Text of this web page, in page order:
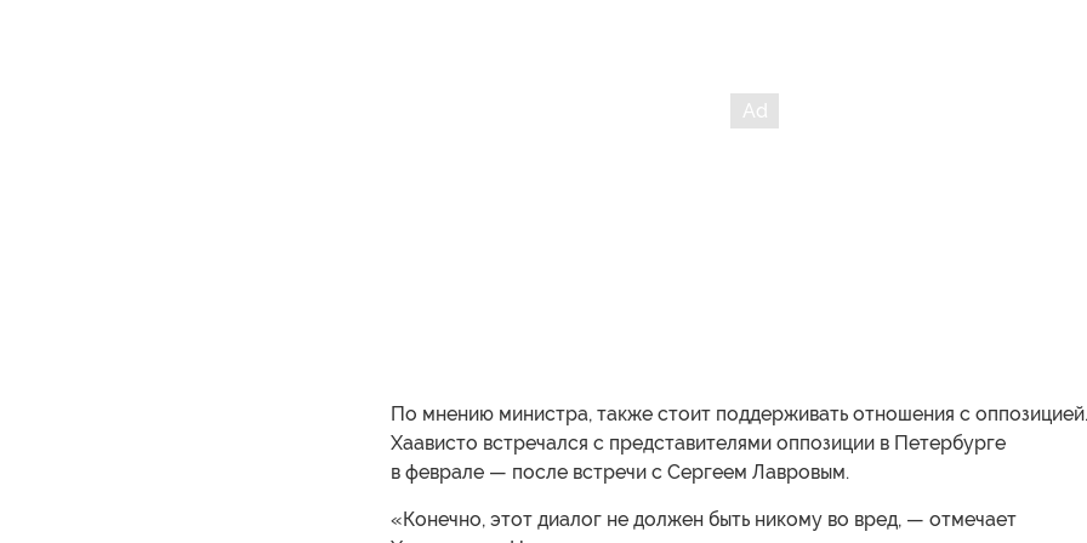
По мнению министра, также стоит поддерживать отношения с оппозицией.
Хаависто встречался с представителями оппозиции в Петербурге
в феврале — после встречи с Сергеем Лавровым.
«Конечно, этот диалог не должен быть никому во вред, — отмечает